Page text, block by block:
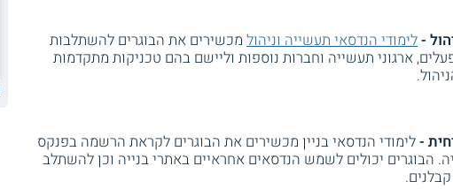
-לימודי הנדסאי תעשייה וניהול מכשירים את הבוגרים להשתלבות
ארגוני תעשייה וחברות נוספות וליישם בהם טכניקות מתקדמות
-לימודי הנדסאי בניין מכשירים את הבוגרים לקראת הרשמה בפנקס
הבוגרים יכולים לשמש הנדסאים אחראיים באתרי בנייה וכן להשתלב